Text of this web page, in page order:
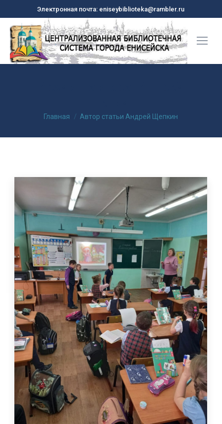
Электронная почта: eniseybiblioteka@rambler.ru
Вы здесь:
Главная Автор статьи Андрей Щепкин